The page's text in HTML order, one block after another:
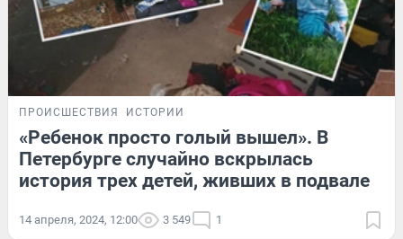
ПРОИСШЕСТВИЯ ИСТОРИИ
«Ребенок просто голый вышел». В
Петербурге случайно вскрылась
история трех детей, живших в подвале
14 апреля, 2024, 12:00 3 549 1